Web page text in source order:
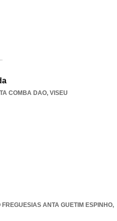
COMBA DAO, VISEU
FREGUESIAS ANTA GUETIM ESPINHO,